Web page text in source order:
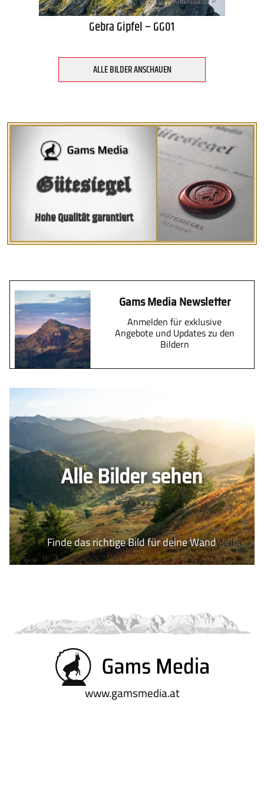
Gebra Gipfel – GG01
ALLE BILDER ANSCHAUEN
Gütesiegel
Hohe Qualität garantiert
Gams Media Newsletter
Anmelden für exklusive
Angebote und Updates zu den
Bildern
Alle Bilder sehen
Finde das richtige Bild für deine Wand
www.gamsmedia.at